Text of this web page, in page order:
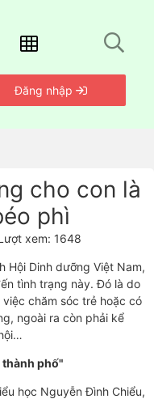
Đăng nhập
cho con là
phì
xem: 1648
Hội Dinh dưỡng Việt Nam,
tình trạng này. Đó là do
chăm sóc trẻ hoặc có
ngoài ra còn phải kể
thành phố"
học Nguyễn Đình Chiểu,